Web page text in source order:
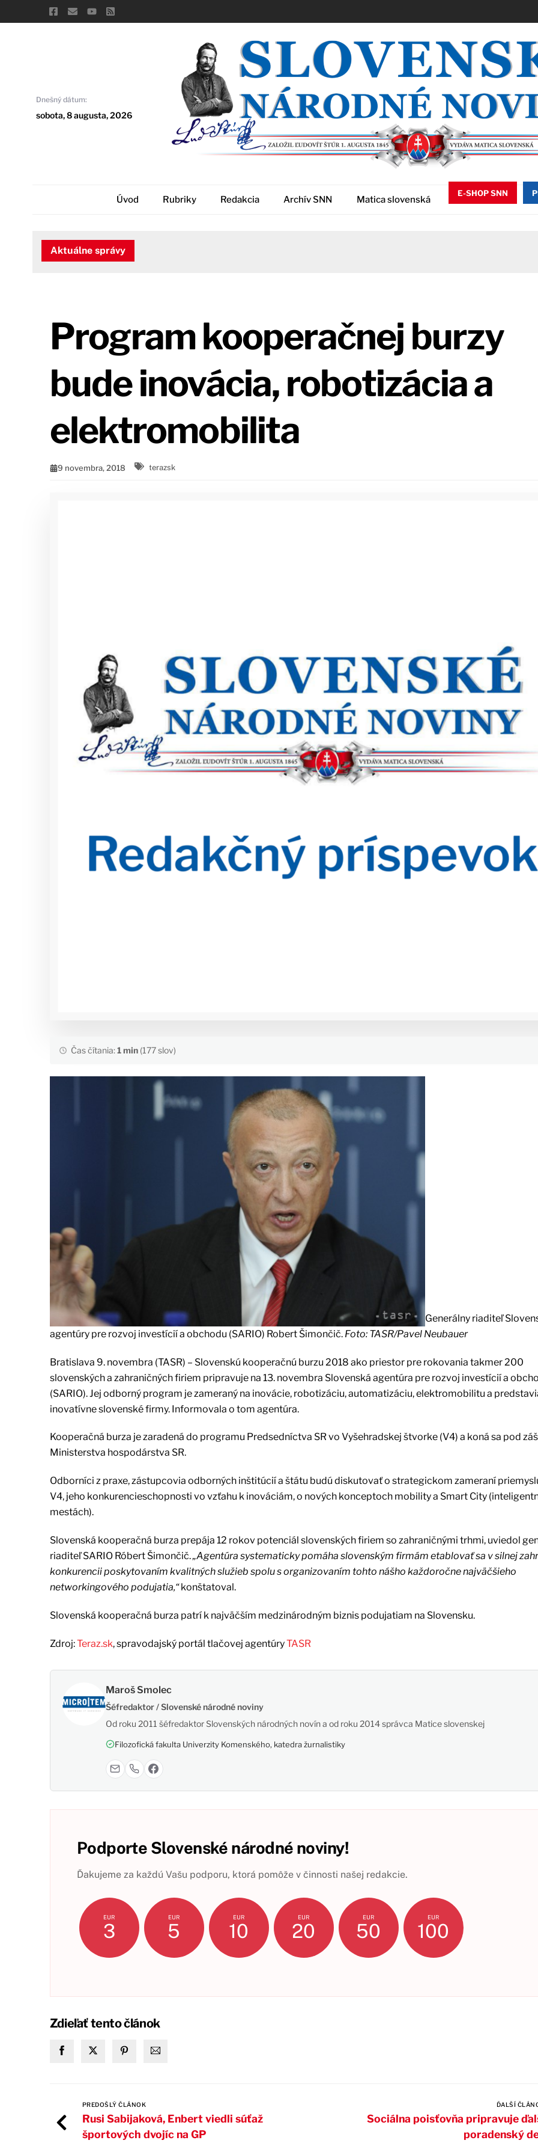
to
Dnešný dátum:
sobota, 8 augusta, 2026
Úvod Rubriky Redakcia Archív SNN Matica slovenská
E-SHOP SNN
Aktuálne správy
Program kooperačnej burzy
bude inovácia, robotizácia a
elektromobilita
9 novembra, 2018 terazsk
Čas čítania:1 min(177 slov)
Generálny riaditeľ
agentúry pre rozvoj investícií a obchodu (SARIO) Robert Šimončič. Foto: TASR/Pavel Neubauer
Bratislava 9. novembra (TASR) – Slovenskú kooperačnú burzu 2018 ako priestor pre rokovania takmer 200
slovenských a zahraničných firiem pripravuje na 13. novembra Slovenská agentúra pre rozvoj investícií a
(SARIO). Jej odborný program je zameraný na inovácie, robotizáciu, automatizáciu, elektromobilitu a
inovatívne slovenské firmy. Informovala o tom agentúra.
Kooperačná burza je zaradená do programu Predsedníctva SR vo Vyšehradskej štvorke (V4) a koná sa pod
Ministerstva hospodárstva SR.
Odborníci z praxe, zástupcovia odborných inštitúcií a štátu budú diskutovať o strategickom zameraní
V4, jeho konkurencieschopnosti vo vzťahu k inováciám, o nových konceptoch mobility a Smart City
mestách).
Slovenská kooperačná burza prepája 12 rokov potenciál slovenských firiem so zahraničnými trhmi, uviedol
riaditeľ SARIO Róbert Šimončič.„Agentúra systematicky pomáha slovenským firmám etablovať sa v silnej
konkurencii poskytovaním kvalitných služieb spolu s organizovaním tohto nášho každoročne najväčšieho
networkingového podujatia,“konštatoval.
Slovenská kooperačná burza patrí k najväčším medzinárodným biznis podujatiam na Slovensku.
Zdroj:Teraz.sk, spravodajský portál tlačovej agentúryTASR
Maroš Smolec
Šéfredaktor / Slovenské národné noviny
Od roku 2011 šéfredaktor Slovenských národných novín a od roku 2014 správca Matice slovenskej
Filozofická fakulta Univerzity Komenského, katedra žurnalistiky
Podporte Slovenské národné noviny!
Ďakujeme za každú Vašu podporu, ktorá pomôže v činnosti našej redakcie.
EUR
3
EUR
5
EUR
10
EUR
20
EUR
50
EUR
100
Zdieľať tento článok
PREDOŠLÝ ČLÁNOK
Rusi Sabijaková, Enbert viedli súťaž
športových dvojíc na GP
ĎALŠÍ
Sociálna poisťovňa pripravuje
poradenský